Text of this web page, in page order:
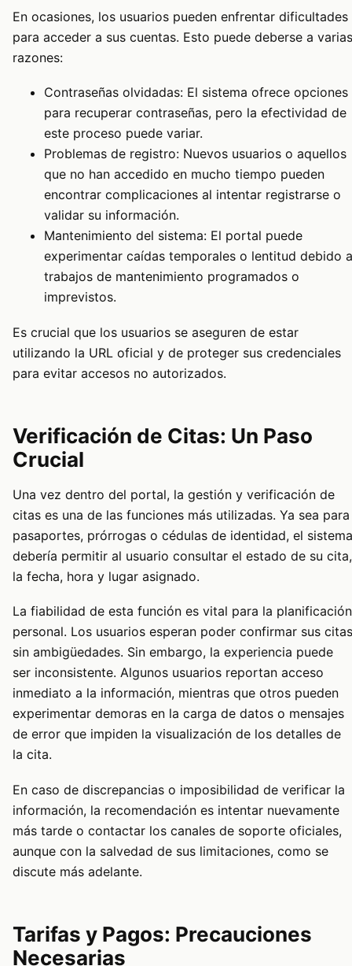
En ocasiones, los usuarios pueden enfrentar dificultades
para acceder a sus cuentas. Esto puede deberse a varias
razones:
Contraseñas olvidadas: El sistema ofrece opciones
para recuperar contraseñas, pero la efectividad de
este proceso puede variar.
Problemas de registro: Nuevos usuarios o aquellos
que no han accedido en mucho tiempo pueden
encontrar complicaciones al intentar registrarse o
validar su información.
Mantenimiento del sistema: El portal puede
experimentar caídas temporales o lentitud debido a
trabajos de mantenimiento programados o
imprevistos.
Es crucial que los usuarios se aseguren de estar
utilizando la URL oficial y de proteger sus credenciales
para evitar accesos no autorizados.
Verificación de Citas: Un Paso
Crucial
Una vez dentro del portal, la gestión y verificación de
citas es una de las funciones más utilizadas. Ya sea para
pasaportes, prórrogas o cédulas de identidad, el sistema
debería permitir al usuario consultar el estado de su cita,
la fecha, hora y lugar asignado.
La fiabilidad de esta función es vital para la planificación
personal. Los usuarios esperan poder confirmar sus citas
sin ambigüedades. Sin embargo, la experiencia puede
ser inconsistente. Algunos usuarios reportan acceso
inmediato a la información, mientras que otros pueden
experimentar demoras en la carga de datos o mensajes
de error que impiden la visualización de los detalles de
la cita.
En caso de discrepancias o imposibilidad de verificar la
información, la recomendación es intentar nuevamente
más tarde o contactar los canales de soporte oficiales,
aunque con la salvedad de sus limitaciones, como se
discute más adelante.
Tarifas y Pagos: Precauciones
Necesarias